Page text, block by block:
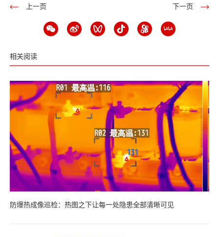
上一页 下一页
相关阅读
防爆热成像巡检：热图之下让每一处隐患全部清晰可见